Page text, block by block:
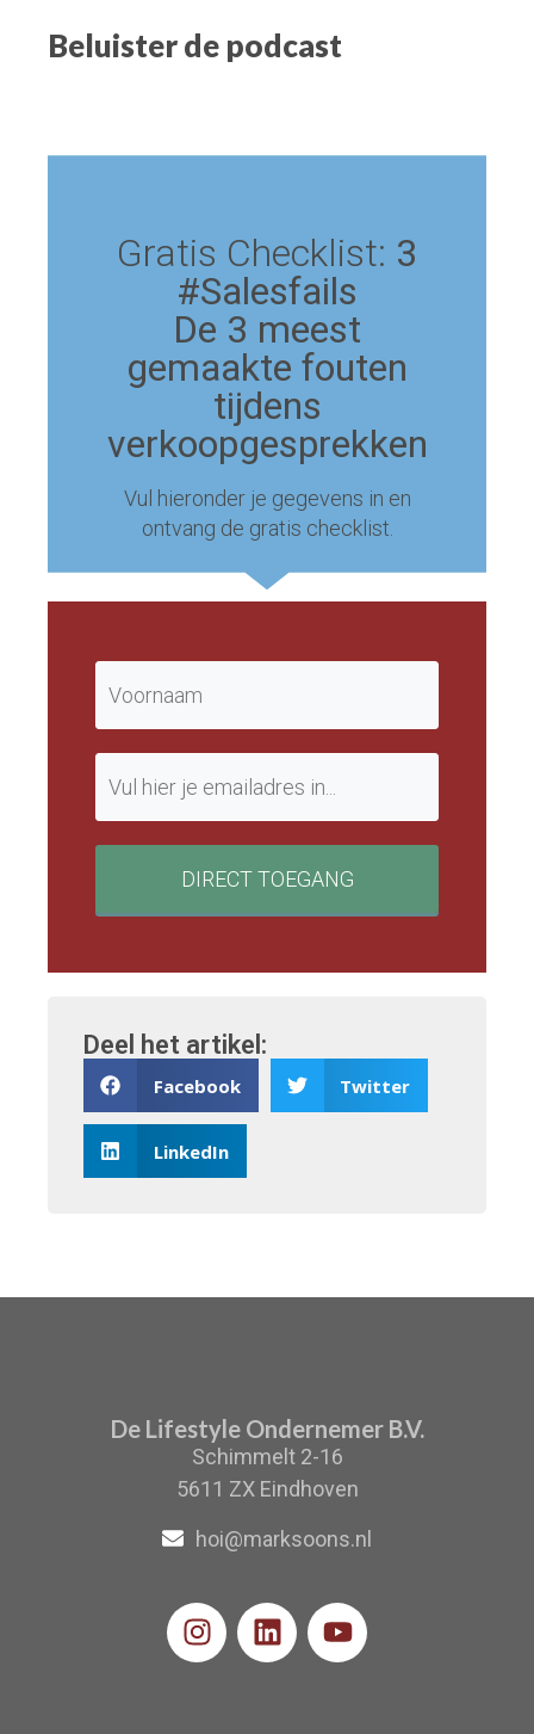
Beluister de podcast
Gratis Checklist: 3
#Salesfails
De 3 meest
gemaakte fouten
tijdens
verkoopgesprekken
Vul hieronder je gegevens in en
ontvang de gratis checklist.
DIRECT TOEGANG
Deel het artikel:
Facebook Twitter
LinkedIn
De Lifestyle Ondernemer B.V.
Schimmelt 2-16
5611 ZX Eindhoven
hoi@marksoons.nl